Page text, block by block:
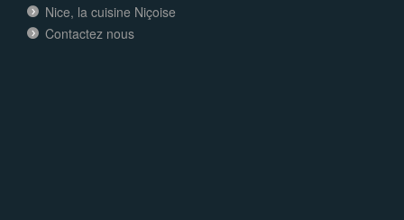
Nice, la cuisine Niçoise
Contactez nous